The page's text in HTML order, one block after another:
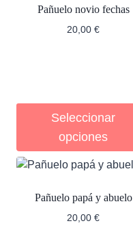
Pañuelo novio fechas
20,00 €
Seleccionar
opciones
Pañuelo papá y abuelo
20,00 €